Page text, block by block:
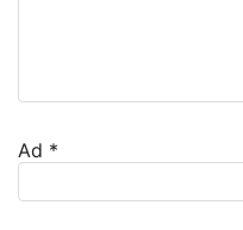
Ad *